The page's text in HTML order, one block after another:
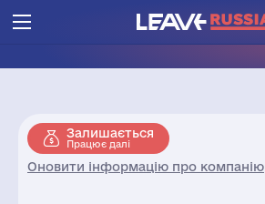
Залишається
Працює далі
Оновити інформацію про компанію